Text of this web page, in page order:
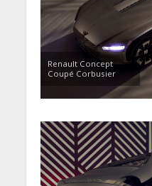
Renault Concept
Coupé Corbusier